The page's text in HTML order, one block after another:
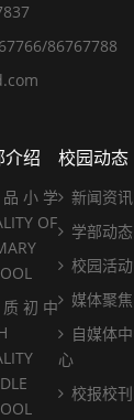
86767788
介绍
小 学
OF
初 中
校园动态
新闻资讯
学部动态
校园活动
媒体聚焦
自媒体中
心
校报校刊